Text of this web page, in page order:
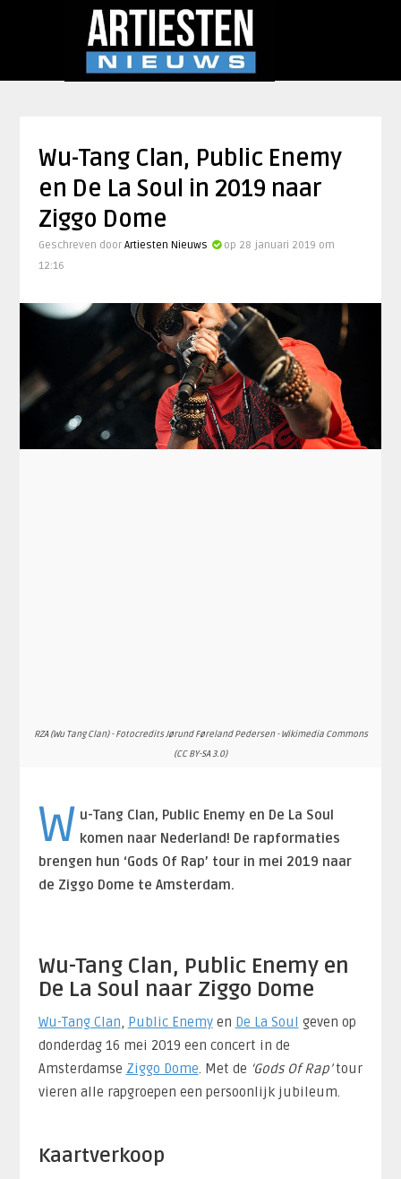
Wu-Tang Clan, Public Enemy
en De La Soul in 2019 naar
Ziggo Dome
Geschreven door Artiesten Nieuws
op 28 januari 2019 om
12:16
RZA (Wu Tang Clan) - Fotocredits Jørund Føreland Pedersen - Wikimedia Commons
(CC BY-SA 3.0)
W u-Tang Clan, Public Enemy en De La Soul
komen naar Nederland! De rapformaties
brengen hun ‘Gods Of Rap’ tour in mei 2019 naar
de Ziggo Dome te Amsterdam.
Wu-Tang Clan, Public Enemy en
De La Soul naar Ziggo Dome
Wu-Tang Clan, Public Enemyen De La Soul
geven op
donderdag 16 mei 2019 een concert in de
Amsterdamse Ziggo Dome. Met de ‘Gods Of Rap’tour
vieren alle rapgroepen een persoonlijk jubileum.
Kaartverkoop